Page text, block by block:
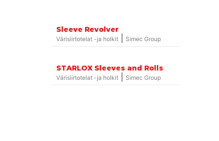
Sleeve Revolver
Värisiirtotelat -ja holkit Simec Group
STARLOX Sleeves and Rolls
Värisiirtotelat -ja holkit Simec Group